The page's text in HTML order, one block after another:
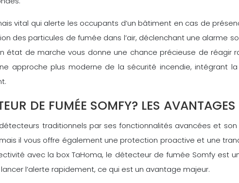
vital qui alerte les occupants d’un bâtiment en cas de
des particules de fumée dans l’air, déclenchant une alarme
de marche vous donne une chance précieuse de réagir
approche plus moderne de la sécurité incendie, intégrant
DE FUMÉE SOMFY? LES AVANTAGES
traditionnels par ses fonctionnalités avancées et
il vous offre également une protection proactive et une
avec la box TaHoma, le détecteur de fumée Somfy est
l’alerte rapidement, ce qui est un avantage majeur.